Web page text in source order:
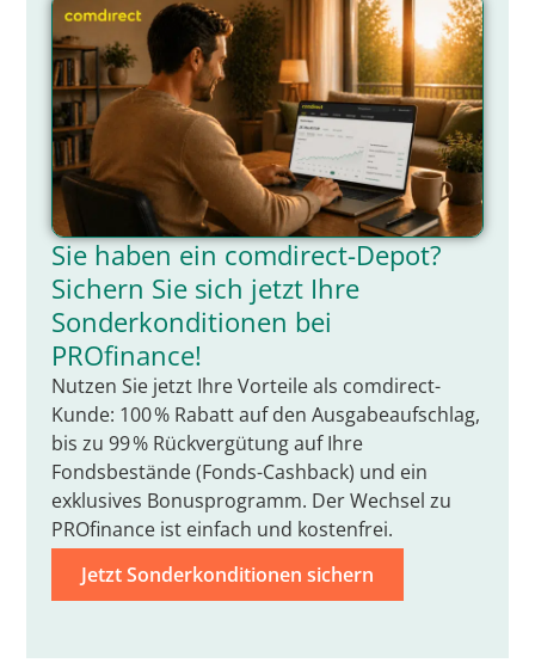
Sie haben ein comdirect-Depot?
Sichern Sie sich jetzt Ihre
Sonderkonditionen bei
PROfinance!
Nutzen Sie jetzt Ihre Vorteile als comdirect-
Kunde: 100 % Rabatt auf den Ausgabeaufschlag,
bis zu 99 % Rückvergütung auf Ihre
Fondsbestände (Fonds-Cashback) und ein
exklusives Bonusprogramm. Der Wechsel zu
PROfinance ist einfach und kostenfrei.
Jetzt Sonderkonditionen sichern